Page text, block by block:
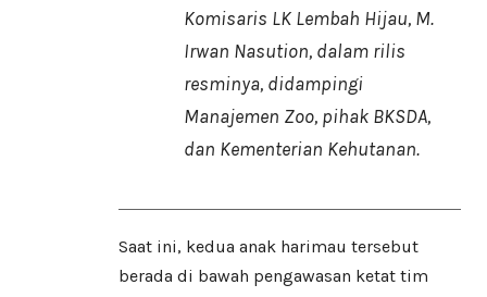
Komisaris LK Lembah Hijau, M.
Irwan Nasution, dalam rilis
resminya, didampingi
Manajemen Zoo, pihak BKSDA,
dan Kementerian Kehutanan.
​Saat ini, kedua anak harimau tersebut
berada di bawah pengawasan ketat tim